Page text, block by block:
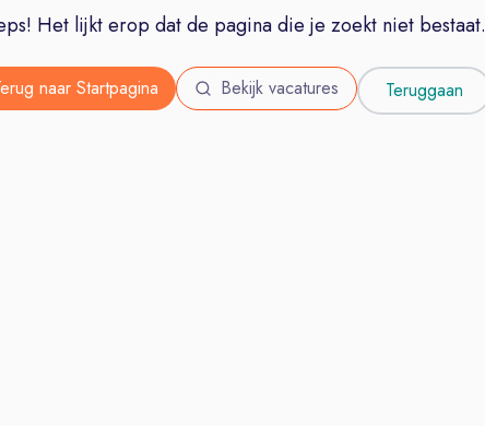
Het lijkt erop dat de pagina die je zoekt niet bestaat.
naar Startpagina Bekijk vacatures Teruggaan